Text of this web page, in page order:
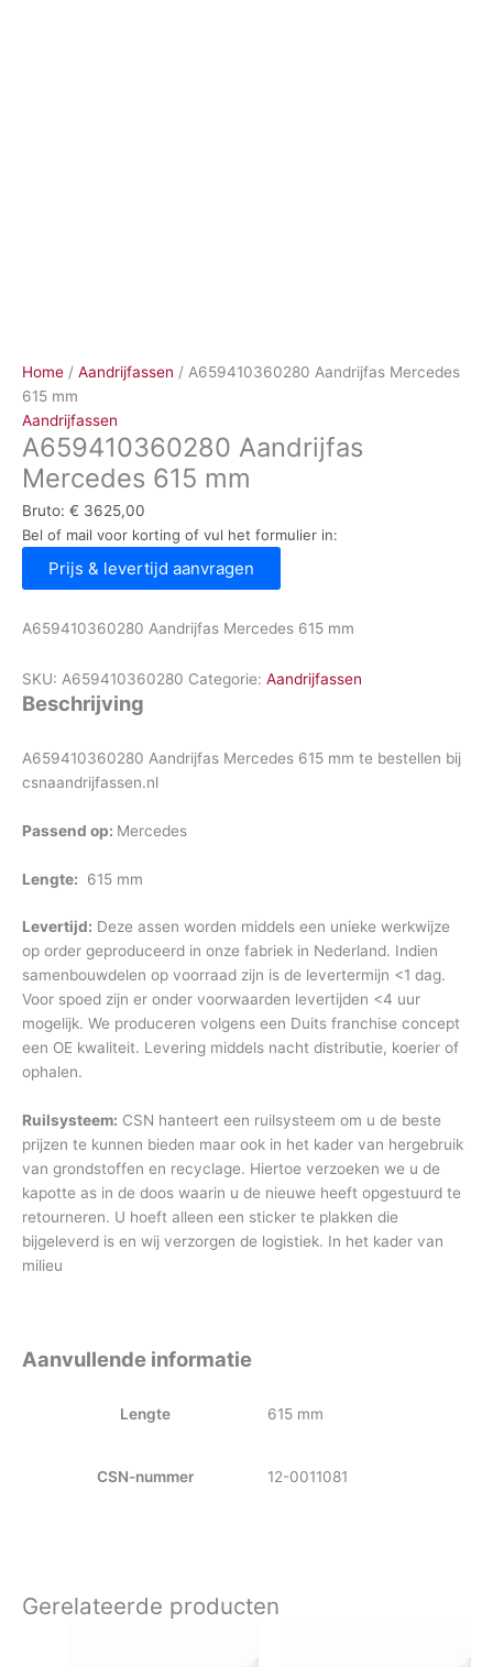
Home / Aandrijfassen / A659410360280 Aandrijfas Mercedes
615 mm
Aandrijfassen
A659410360280 Aandrijfas
Mercedes 615 mm
Bruto: € 3625,00
Bel of mail voor korting of vul het formulier in:
Prijs & levertijd aanvragen
A659410360280 Aandrijfas Mercedes 615 mm
SKU: A659410360280 Categorie: Aandrijfassen
Beschrijving
A659410360280 Aandrijfas Mercedes 615 mm te bestellen bij
csnaandrijfassen.nl
Passend op: Mercedes
Lengte: 615 mm
Levertijd: Deze assen worden middels een unieke werkwijze
op order geproduceerd in onze fabriek in Nederland. Indien
samenbouwdelen op voorraad zijn is de levertermijn <1 dag.
Voor spoed zijn er onder voorwaarden levertijden <4 uur
mogelijk. We produceren volgens een Duits franchise concept
een OE kwaliteit. Levering middels nacht distributie, koerier of
ophalen.
Ruilsysteem: CSN hanteert een ruilsysteem om u de beste
prijzen te kunnen bieden maar ook in het kader van hergebruik
van grondstoffen en recyclage. Hiertoe verzoeken we u de
kapotte as in de doos waarin u de nieuwe heeft opgestuurd te
retourneren. U hoeft alleen een sticker te plakken die
bijgeleverd is en wij verzorgen de logistiek. In het kader van
milieu
Aanvullende informatie
Lengte 615 mm
CSN-nummer 12-0011081
Gerelateerde producten